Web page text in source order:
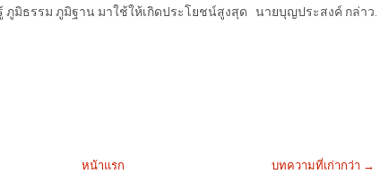
มิธรรม ภูมิฐาน มาใช้ให้เกิดประโยชน์สูงสุด
นายบุญประสงค์ กล่าว.
บทความที่เก่ากว่า →
หน้าแรก